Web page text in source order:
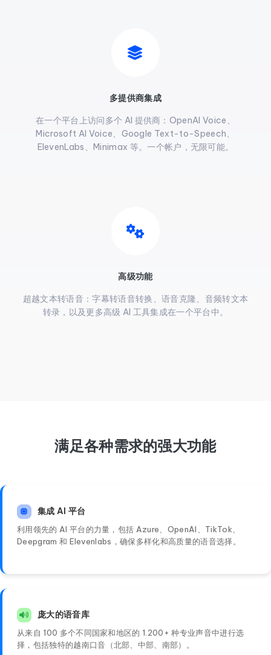
多提供商集成
在一个平台上访问多个 AI 提供商：OpenAI Voice、
Microsoft AI Voice、Google Text-to-Speech、
ElevenLabs、Minimax 等。一个帐户，无限可能。
高级功能
超越文本转语音：字幕转语音转换、语音克隆、音频转文本
转录，以及更多高级 AI 工具集成在一个平台中。
满足各种需求的强大功能
集成 AI 平台
利用领先的 AI 平台的力量，包括 Azure、OpenAI、TikTok、
Deepgram 和 Elevenlabs，确保多样化和高质量的语音选择。
庞大的语音库
从来自 100 多个不同国家和地区的 1.200+ 种专业声音中进行选
择，包括独特的越南口音（北部、中部、南部）。